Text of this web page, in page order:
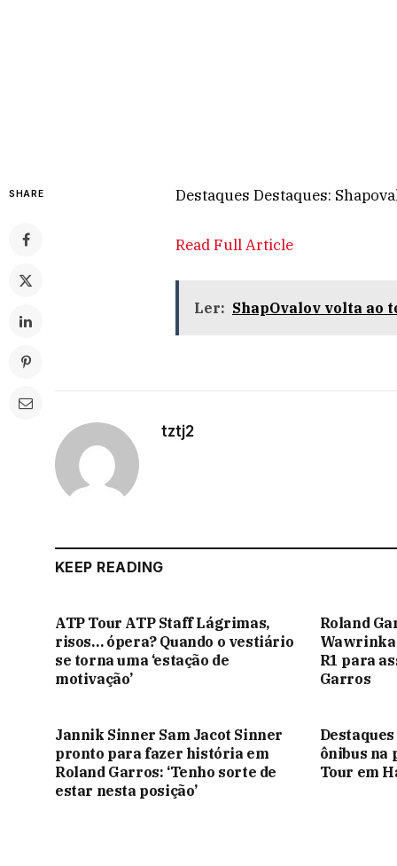
SHARE Destaques Destaques:
Read Full Article
Ler: ShapOvalov volta ao
tztj2
KEEP READING
ATP Tour ATP Staff Lágrimas,
risos… ópera? Quando o vestiário
se torna uma ‘estação de
motivação’
Roland
R1 para
Garros
Jannik Sinner Sam Jacot Sinner
pronto para fazer história em
Roland Garros: ‘Tenho sorte de
estar nesta posição’
ônibus na
Tour em